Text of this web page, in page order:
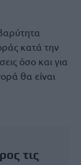
κατά την
όσο και για
θα είναι
τις